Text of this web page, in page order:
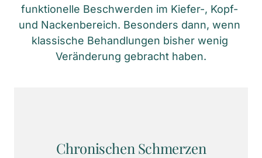
funktionelle Beschwerden im Kiefer-, Kopf-
und Nackenbereich. Besonders dann, wenn
klassische Behandlungen bisher wenig
Veränderung gebracht haben.
Chronischen Schmerzen